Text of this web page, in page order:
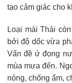
tạo cảm giác cho
Loại mái Thái
bởi độ dốc vừa
Vấn đề ứ đọng
mùa mưa đến.
nóng, chống ẩm,